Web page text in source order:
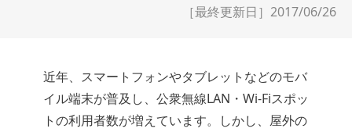
［最終更新日］ 2017/06/26
近年、スマートフォンやタブレットなどのモバ
イル端末が普及し、公衆無線LAN・Wi-Fiスポッ
トの利用者数が増えています。しかし、屋外の